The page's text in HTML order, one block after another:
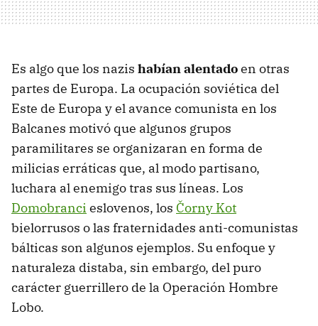
Es algo que los nazis habían alentadoen otras
partes de Europa. La ocupación soviética del
Este de Europa y el avance comunista en los
Balcanes motivó que algunos grupos
paramilitares se organizaran en forma de
milicias erráticas que, al modo partisano,
luchara al enemigo tras sus líneas. Los
Domobranci eslovenos, los Čorny Kot
bielorrusos o las fraternidades anti-comunistas
bálticas son algunos ejemplos. Su enfoque y
naturaleza distaba, sin embargo, del puro
carácter guerrillero de la Operación Hombre
Lobo.